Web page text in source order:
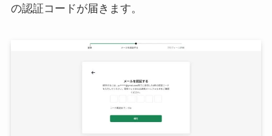
の認証コードが届きます。